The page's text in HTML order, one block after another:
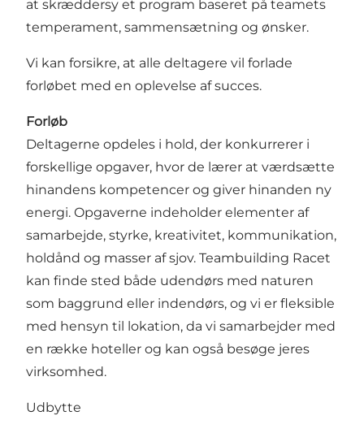
at skræddersy et program baseret på teamets
temperament, sammensætning og ønsker.
Vi kan forsikre, at alle deltagere vil forlade
forløbet med en oplevelse af succes.
Forløb
Deltagerne opdeles i hold, der konkurrerer i
forskellige opgaver, hvor de lærer at værdsætte
hinandens kompetencer og giver hinanden ny
energi. Opgaverne indeholder elementer af
samarbejde, styrke, kreativitet, kommunikation,
holdånd og masser af sjov. Teambuilding Racet
kan finde sted både udendørs med naturen
som baggrund eller indendørs, og vi er fleksible
med hensyn til lokation, da vi samarbejder med
en række hoteller og kan også besøge jeres
virksomhed.
Udbytte